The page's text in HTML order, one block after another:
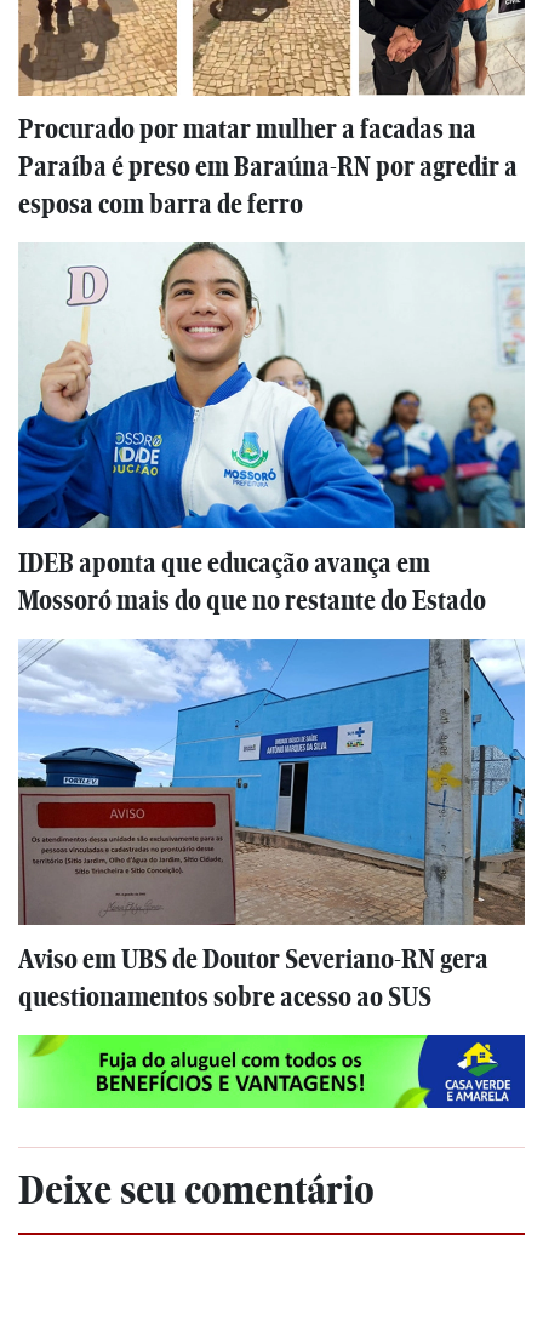
Procurado por matar mulher a facadas na
Paraíba é preso em Baraúna-RN por agredir a
esposa com barra de ferro
IDEB aponta que educação avança em
Mossoró mais do que no restante do Estado
Aviso em UBS de Doutor Severiano-RN gera
questionamentos sobre acesso ao SUS
Deixe seu comentário